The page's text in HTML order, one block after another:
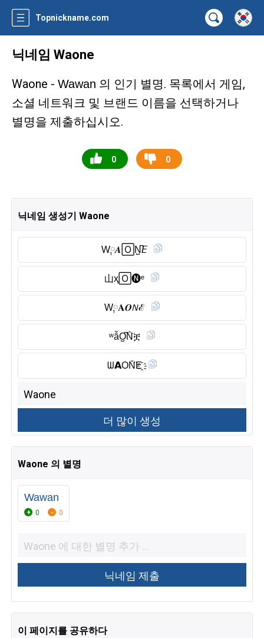
Topnickname.com
닉네임 Waone
Waone - Wawan 의 인기 별명. 목록에서 게임,
소셜 네트워크 및 브랜드 이름을 선택하거나
별명을 제출하십시오.
0 0
닉네임 생성기 Waone
W༙𝑨🄾N̺͆𝘌
山ҳ🄾🅝︎ᵉ
W༙𝐀𝑶𝘕ℰ
ʷẫO̺͆N̑̈ቿ
ᗯ𝗔ON̆̈E҈
Waone 의 별명
Wawan
0 0
이 페이지를 공유하다